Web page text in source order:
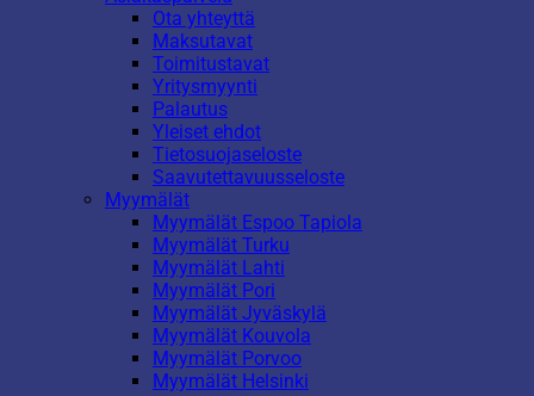
Ota yhteyttä
Maksutavat
Toimitustavat
Yritysmyynti
Palautus
Yleiset ehdot
Tietosuojaseloste
Saavutettavuusseloste
Myymälät
Myymälät Espoo Tapiola
Myymälät Turku
Myymälät Lahti
Myymälät Pori
Myymälät Jyväskylä
Myymälät Kouvola
Myymälät Porvoo
Myymälät Helsinki